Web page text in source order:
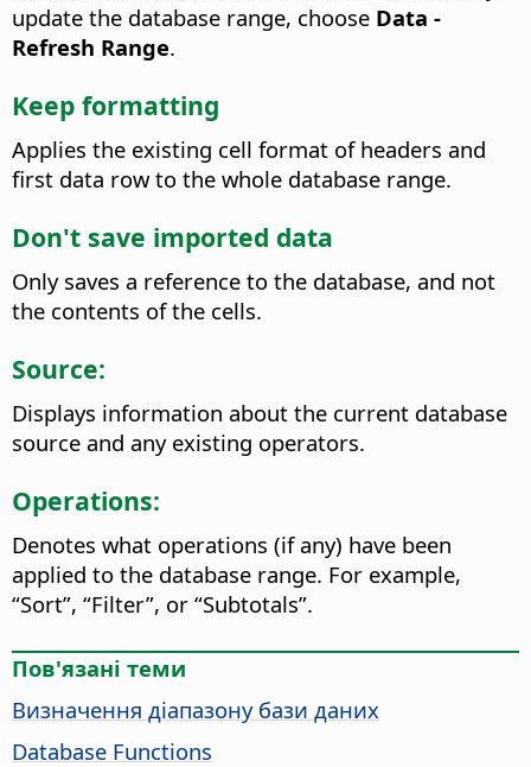
update the database range, choose Data -
Refresh Range.
Keep formatting
Applies the existing cell format of headers and
first data row to the whole database range.
Don't save imported data
Only saves a reference to the database, and not
the contents of the cells.
Source:
Displays information about the current database
source and any existing operators.
Operations:
Denotes what operations (if any) have been
applied to the database range. For example,
“Sort”, “Filter”, or “Subtotals”.
Пов'язані теми
Визначення діапазону бази даних
Database Functions